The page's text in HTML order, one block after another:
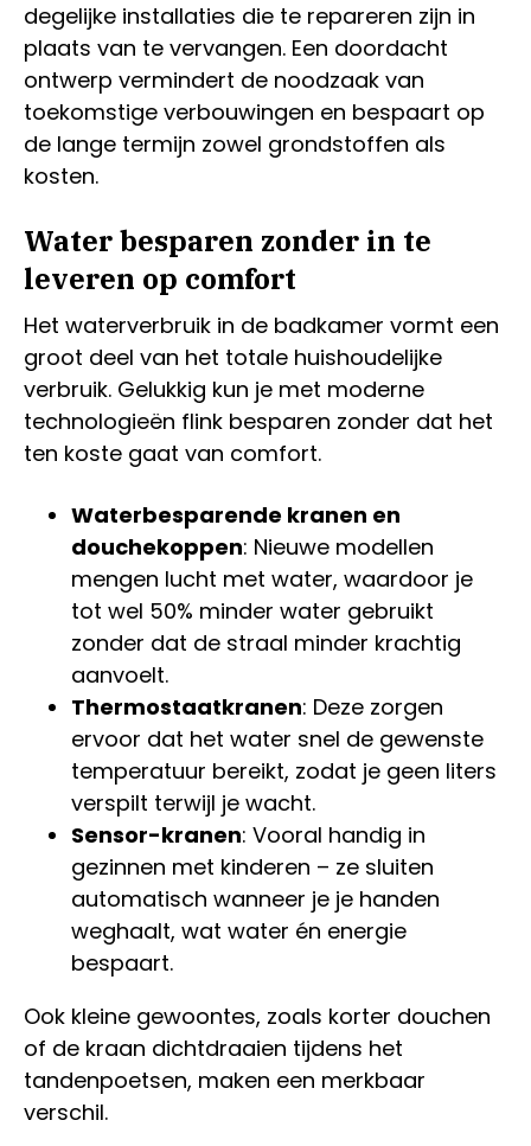
degelijke installaties die te repareren zijn in
plaats van te vervangen. Een doordacht
ontwerp vermindert de noodzaak van
toekomstige verbouwingen en bespaart op
de lange termijn zowel grondstoffen als
kosten.
Water besparen zonder in te
leveren op comfort
Het waterverbruik in de badkamer vormt een
groot deel van het totale huishoudelijke
verbruik. Gelukkig kun je met moderne
technologieën flink besparen zonder dat het
ten koste gaat van comfort.
Waterbesparende kranen en
douchekoppen: Nieuwe modellen
mengen lucht met water, waardoor je
tot wel 50% minder water gebruikt
zonder dat de straal minder krachtig
aanvoelt.
Thermostaatkranen: Deze zorgen
ervoor dat het water snel de gewenste
temperatuur bereikt, zodat je geen liters
verspilt terwijl je wacht.
Sensor-kranen: Vooral handig in
gezinnen met kinderen – ze sluiten
automatisch wanneer je je handen
weghaalt, wat water én energie
bespaart.
Ook kleine gewoontes, zoals korter douchen
of de kraan dichtdraaien tijdens het
tandenpoetsen, maken een merkbaar
verschil.